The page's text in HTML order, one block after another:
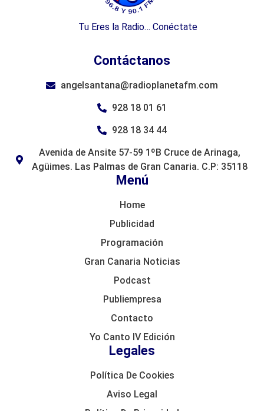
Tu Eres la Radio… Conéctate
Menú
Home
Publicidad
Programación
Gran Canaria Noticias
Podcast
Publiempresa
Contacto
Yo Canto IV Edición
Legales
Política De Cookies
Aviso Legal
Contáctanos
angelsantana@radioplanetafm.com
928 18 01 61
928 18 34 44
Avenida de Ansite 57-59 1ºB Cruce de Arinaga,
Agüimes. Las Palmas de Gran Canaria. C.P: 35118